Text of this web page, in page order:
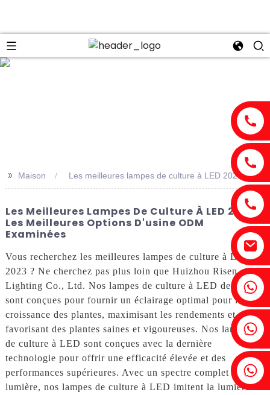
Fenia : +86 18607525299
Lierre : +86 18607522355
Tobin : +86 18818667168
>> Maison Les meilleures lampes de culture à LED 2023
Les Meilleures Lampes De Culture À LED 2023 :
Les Meilleures Options D'usine ODM
Examinées
Vous recherchez les meilleures lampes de culture à LED en
2023 ? Ne cherchez pas plus loin que Huizhou Risen
Lighting Co., Ltd. Nos lampes de culture à LED de pointe
sont conçues pour fournir un éclairage optimal pour la
croissance des plantes, maximisant les rendements et
favorisant des plantes saines et vigoureuses. Nos lampes
de culture à LED sont conçues avec la dernière
technologie pour offrir une efficacité élevée et des
performances supérieures. Avec un spectre complet de
lumière, nos lampes de culture à LED imitent la lumière